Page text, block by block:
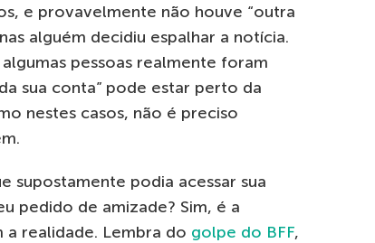
e provavelmente não houve “outra
alguém decidiu espalhar a notícia.
pessoas realmente foram
sua conta” pode estar perto da
nestes casos, não é preciso
supostamente podia acessar sua
pedido de amizade? Sim, é a
a realidade. Lembra do golpe do BFF,